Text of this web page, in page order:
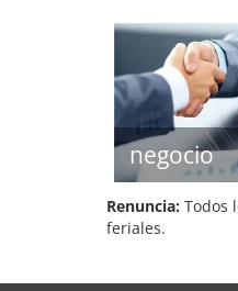
negocio
Renuncia: Todos
feriales.